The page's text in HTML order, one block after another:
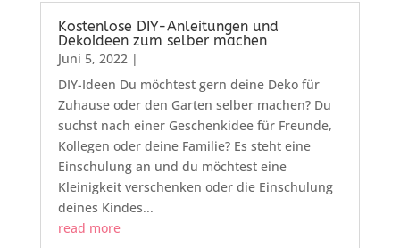
Kostenlose DIY-Anleitungen und
Dekoideen zum selber machen
Juni 5, 2022|
DIY-Ideen Du möchtest gern deine Deko für
Zuhause oder den Garten selber machen? Du
suchst nach einer Geschenkidee für Freunde,
Kollegen oder deine Familie? Es steht eine
Einschulung an und du möchtest eine
Kleinigkeit verschenken oder die Einschulung
deines Kindes...
read more